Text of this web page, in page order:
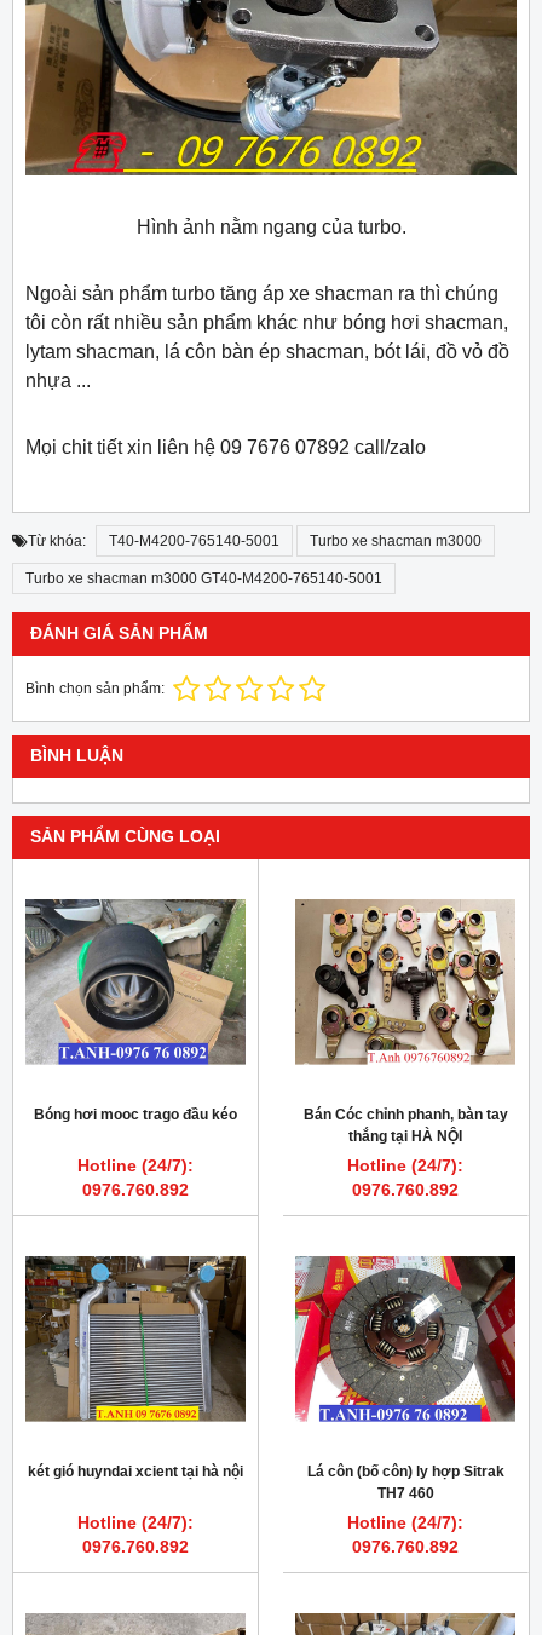
Hình ảnh nằm ngang của turbo.
Ngoài sản phẩm turbo tăng áp xe shacman ra thì chúng
tôi còn rất nhiều sản phẩm khác như bóng hơi shacman,
lytam shacman, lá côn bàn ép shacman, bót lái, đồ vỏ đồ
nhựa ...
Mọi chit tiết xin liên hệ 09 7676 07892 call/zalo
Từ khóa: T40-M4200-765140-5001 Turbo xe shacman m3000
Turbo xe shacman m3000 GT40-M4200-765140-5001
ĐÁNH GIÁ SẢN PHẨM
Bình chọn sản phẩm:
BÌNH LUẬN
SẢN PHẨM CÙNG LOẠI
Bóng hơi mooc trago đầu kéo
Hotline (24/7):
0976.760.892
Bán Cóc chỉnh phanh, bàn tay
thắng tại HÀ NỘI
Hotline (24/7):
0976.760.892
két gió huyndai xcient tại hà nội
Hotline (24/7):
0976.760.892
Lá côn (bố côn) ly hợp Sitrak
TH7 460
Hotline (24/7):
0976.760.892